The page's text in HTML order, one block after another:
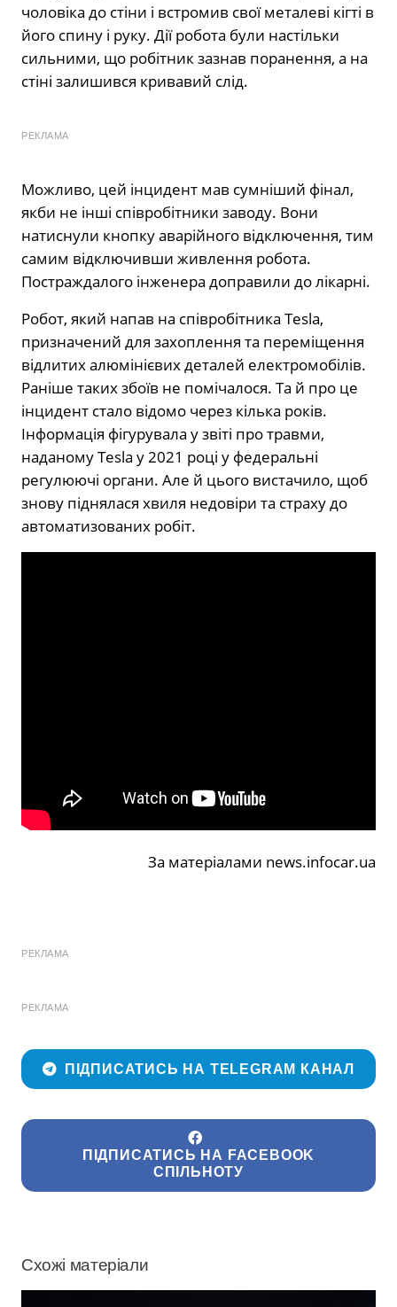
чоловіка до стіни і встромив свої металеві кігті в
його спину і руку. Дії робота були настільки
сильними, що робітник зазнав поранення, а на
стіні залишився кривавий слід.
РЕКЛАМА
Можливо, цей інцидент мав сумніший фінал,
якби не інші співробітники заводу. Вони
натиснули кнопку аварійного відключення, тим
самим відключивши живлення робота.
Постраждалого інженера доправили до лікарні.
Робот, який напав на співробітника Tesla,
призначений для захоплення та переміщення
відлитих алюмінієвих деталей електромобілів.
Раніше таких збоїв не помічалося. Та й про це
інцидент стало відомо через кілька років.
Інформація фігурувала у звіті про травми,
наданому Tesla у 2021 році у федеральні
регулюючі органи. Але й цього вистачило, щоб
знову піднялася хвиля недовіри та страху до
автоматизованих робіт.
За матеріалами news.infocar.ua
РЕКЛАМА
РЕКЛАМА
ПІДПИСАТИСЬ НА TELEGRAM КАНАЛ
ПІДПИСАТИСЬ НА FACEBOOK
СПІЛЬНОТУ
Схожі матеріали